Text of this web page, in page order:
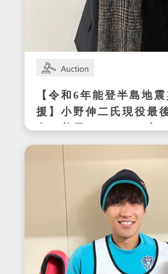
【令和6年能登半島地
援】小野伸二氏現役最
合で着用したサイン入
イク